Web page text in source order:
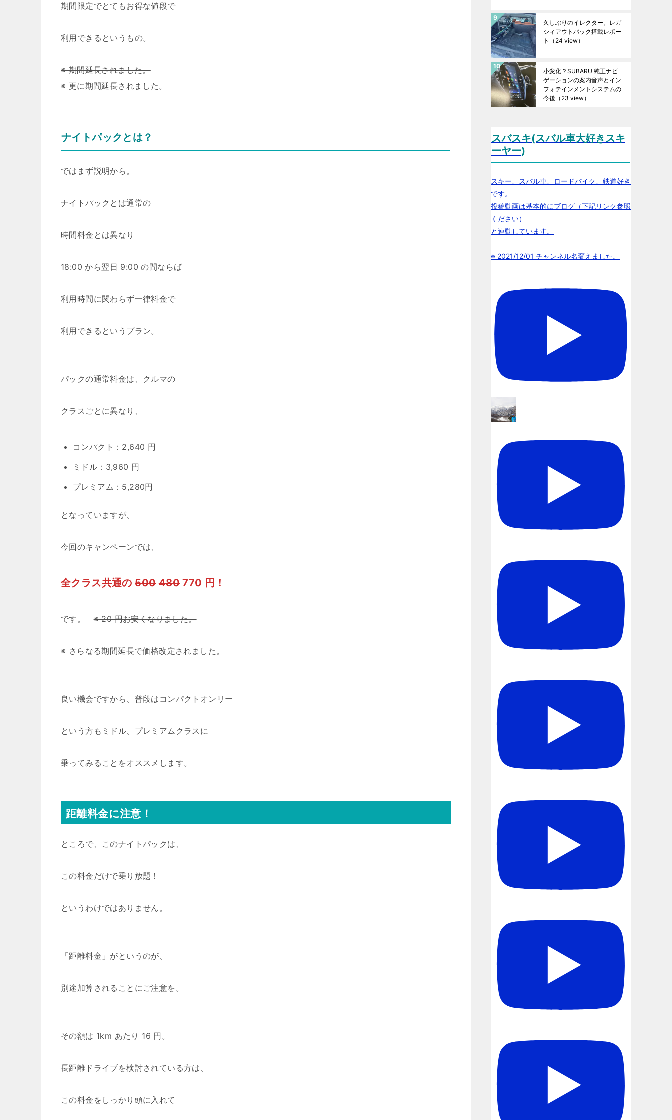
期間限定でとてもお得な値段で
利用できるというもの。
※ 期間延長されました。
※ 更に期間延長されました。
ナイトパックとは？
ではまず説明から。
ナイトパックとは通常の
時間料金とは異なり
18:00 から翌日 9:00 の間ならば
利用時間に関わらず一律料金で
利用できるというプラン。
パックの通常料金は、クルマの
クラスごとに異なり、
コンパクト：2,640 円
ミドル：3,960 円
プレミアム：5,280円
となっていますが、
今回のキャンペーンでは、
全クラス共通の500 480 770 円！
です。※ 20 円お安くなりました。
※ さらなる期間延長で価格改定されました。
良い機会ですから、普段はコンパクトオンリー
という方もミドル、プレミアムクラスに
乗ってみることをオススメします。
距離料金に注意！
ところで、このナイトパックは、
この料金だけで乗り放題！
というわけではありません。
「距離料金」がというのが、
別途加算されることにご注意を。
その額は 1km あたり 16 円。
長距離ドライブを検討されている方は、
この料金をしっかり頭に入れて
久しぶりのイレクター。レガ
シィアウトバック搭載レポー
ト
（24 view）
小変化？SUBARU 純正ナビ
ゲーションの案内音声とイン
フォテインメントシステムの
今後 （23 view）
スバスキ(スバル車大好きスキ
ーヤー)
スキー、スバル車、ロードバイク、鉄道好き
です。
投稿動画は基本的にブログ（下記リンク参照
ください）
と連動しています。
※ 2021/12/01 チャンネル名変えました。